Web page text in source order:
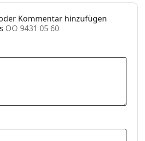
Kommentar hinzufügen
OO 9431 05 60